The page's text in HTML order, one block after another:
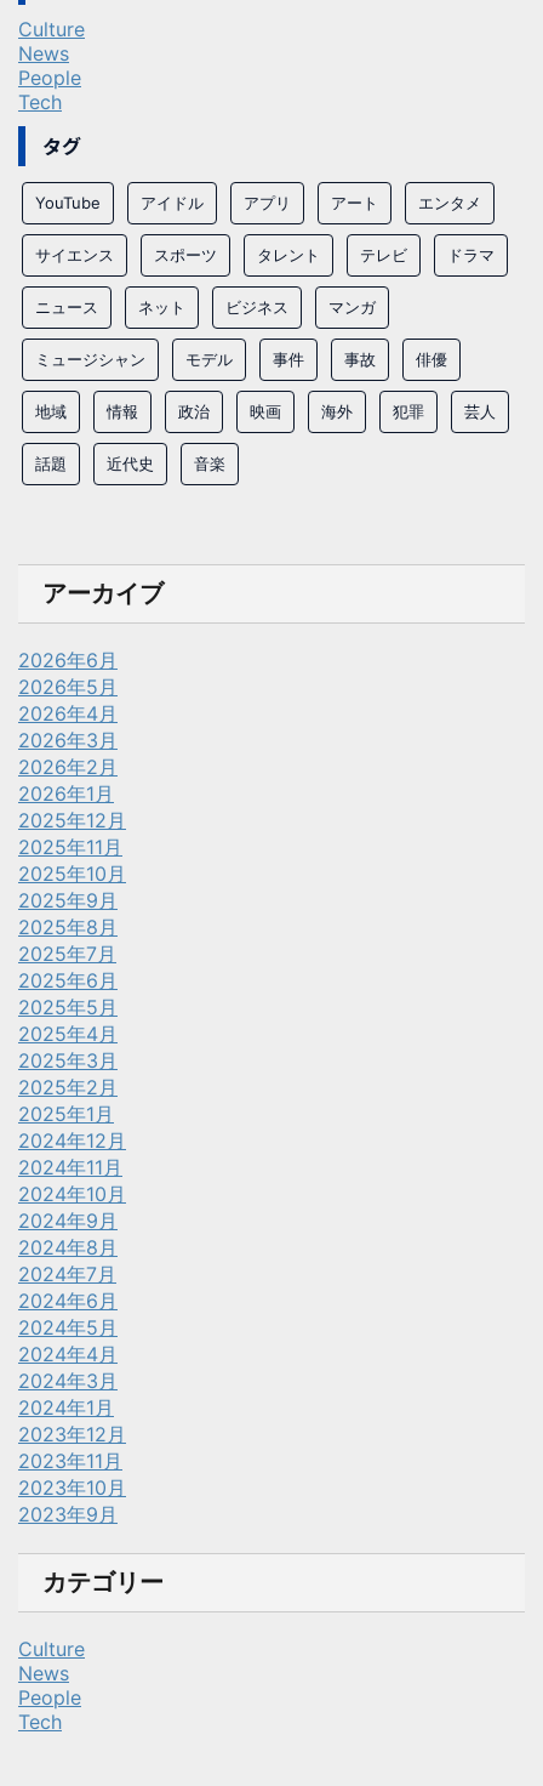
Culture
News
People
Tech
タグ
YouTube アイドル アプリ アート エンタメ
サイエンス スポーツ タレント テレビ ドラマ
ニュース ネット ビジネス マンガ
ミュージシャン モデル 事件 事故 俳優
地域 情報 政治 映画 海外 犯罪 芸人
話題 近代史 音楽
アーカイブ
2026年6月
2026年5月
2026年4月
2026年3月
2026年2月
2026年1月
2025年12月
2025年11月
2025年10月
2025年9月
2025年8月
2025年7月
2025年6月
2025年5月
2025年4月
2025年3月
2025年2月
2025年1月
2024年12月
2024年11月
2024年10月
2024年9月
2024年8月
2024年7月
2024年6月
2024年5月
2024年4月
2024年3月
2024年1月
2023年12月
2023年11月
2023年10月
2023年9月
カテゴリー
Culture
News
People
Tech